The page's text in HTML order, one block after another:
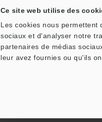
Ce site web utilise des
Les cookies nous
sociaux et d'analyser notre
partenaires de médias
leur avez fournies ou qu'ils